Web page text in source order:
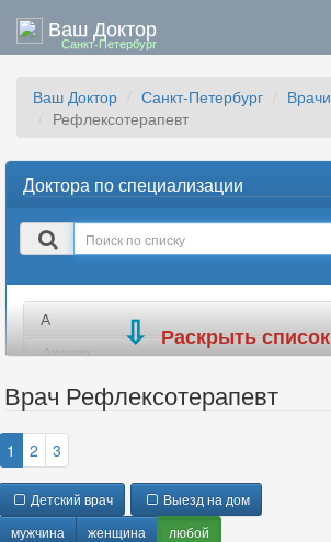
Ваш Доктор
Санкт-Петербург
Ваш Доктор Санкт-Петербург
Врачи
Рефлексотерапевт
Доктора по специализации
Поиск
в
А
Акушер
Аллерголог
Ангиохирург
Андролог
Анестезиолог
Анестезиолог-реаниматолог
Раскрыть список
Врач Рефлексотерапевт
1 2 3
Детский врач
Выезд на дом
мужчина
женщина любой